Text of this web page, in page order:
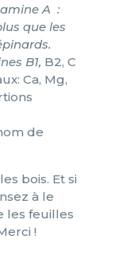
A :
que les
B1, B2, C
Ca, Mg,
de
bois. Et si
à le
les feuilles
!